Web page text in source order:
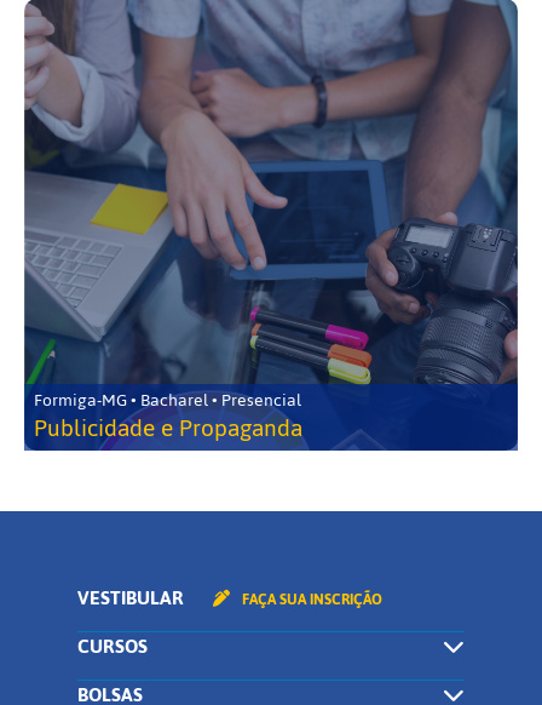
Formiga-MG • Bacharel • Presencial
Publicidade e Propaganda
VESTIBULAR FAÇA SUA INSCRIÇÃO
CURSOS
BOLSAS